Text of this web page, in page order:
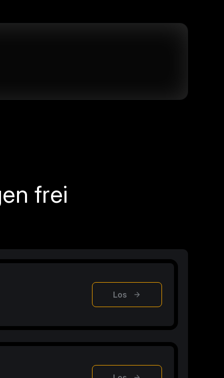
frei
Los